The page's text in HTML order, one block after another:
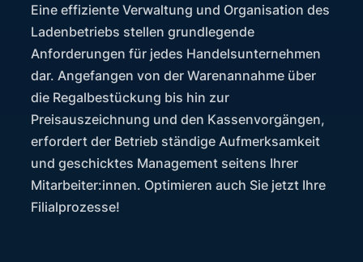
Eine effiziente Verwaltung und Organisation des
Ladenbetriebs stellen grundlegende
Anforderungen für jedes Handelsunternehmen
dar. Angefangen von der Warenannahme über
die Regalbestückung bis hin zur
Preisauszeichnung und den Kassenvorgängen,
erfordert der Betrieb ständige Aufmerksamkeit
und geschicktes Management seitens Ihrer
Mitarbeiter:innen. Optimieren auch Sie jetzt Ihre
Filialprozesse!